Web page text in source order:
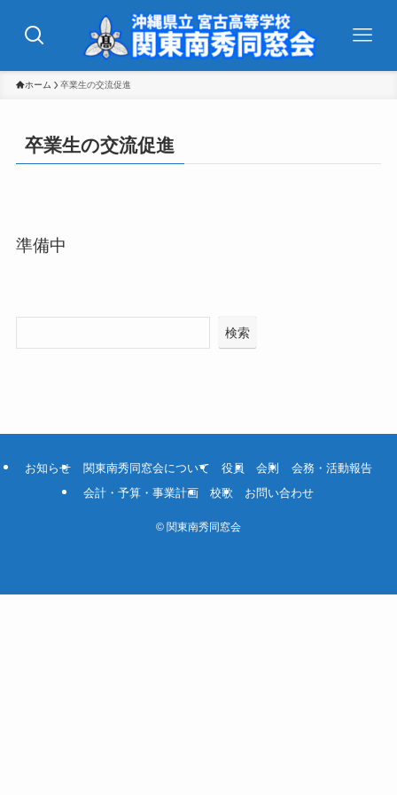
ホーム 卒業生の交流促進
卒業生の交流促進
準備中
検索
お知らせ 関東南秀同窓会について 役員 会則
会務・活動報告
会計・予算・事業計画
校歌 お問い合わせ
© 関東南秀同窓会